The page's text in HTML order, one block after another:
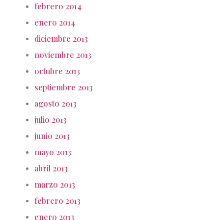
febrero 2014
enero 2014
diciembre 2013
noviembre 2013
octubre 2013
septiembre 2013
agosto 2013
julio 2013
junio 2013
mayo 2013
abril 2013
marzo 2013
febrero 2013
enero 2013